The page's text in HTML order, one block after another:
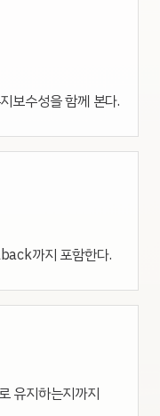
보수성을 함께 본다.
까지 포함한다.
유지하는지까지